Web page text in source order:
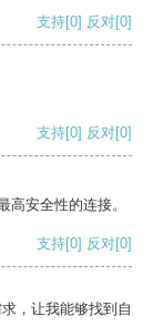
支持[0] 反对[0]
支持[0] 反对[0]
安全性的连接。
支持[0] 反对[0]
，让我能够找到自